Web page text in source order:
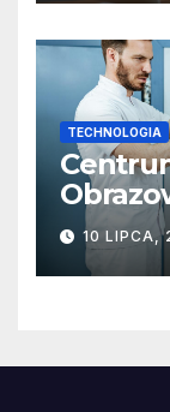
TECHNOLOGIA
10 LIPCA,